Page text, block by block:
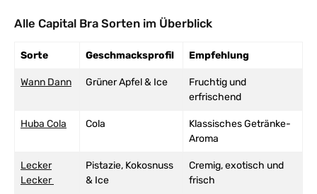
Alle Capital Bra Sorten im Überblick
Sorte Geschmacksprofil Empfehlung
Wann Dann Grüner Apfel & Ice
Fruchtig und
erfrischend
Huba Cola Cola
Klassisches Getränke-
Aroma
Lecker
Lecker
Pistazie, Kokosnuss
& Ice
Cremig, exotisch und
frisch